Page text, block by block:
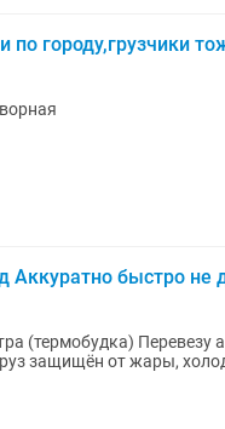
по городу,грузчики
Аккуратно быстро не
и без лишней суеты.
защищён от жары,